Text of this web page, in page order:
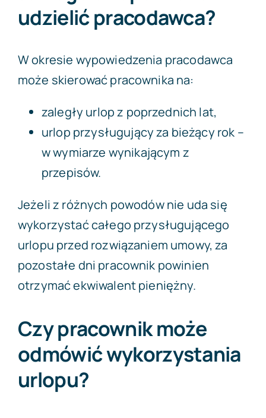
udzielić pracodawca?
W okresie wypowiedzenia pracodawca
może skierować pracownika na:
zaległy urlop z poprzednich lat,
urlop przysługujący za bieżący rok –
w wymiarze wynikającym z
przepisów.
Jeżeli z różnych powodów nie uda się
wykorzystać całego przysługującego
urlopu przed rozwiązaniem umowy, za
pozostałe dni pracownik powinien
otrzymać ekwiwalent pieniężny.
Czy pracownik może
odmówić wykorzystania
urlopu?